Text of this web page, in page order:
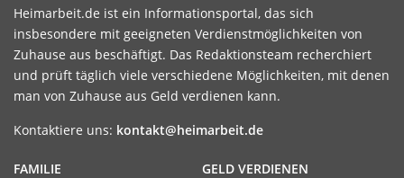
Heimarbeit.de ist ein Informationsportal, das sich
insbesondere mit geeigneten Verdienstmöglichkeiten von
Zuhause aus beschäftigt. Das Redaktionsteam recherchiert
und prüft täglich viele verschiedene Möglichkeiten, mit denen
man von Zuhause aus Geld verdienen kann.
Kontaktiere uns: kontakt@heimarbeit.de
GELD VERDIENEN
FAMILIE